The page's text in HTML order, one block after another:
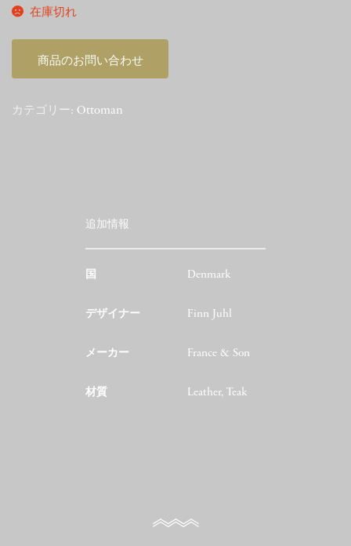
在庫切れ
商品のお問い合わせ
カテゴリー: Ottoman
追加情報
国 Denmark
デザイナー Finn Juhl
メーカー France & Son
材質 Leather, Teak